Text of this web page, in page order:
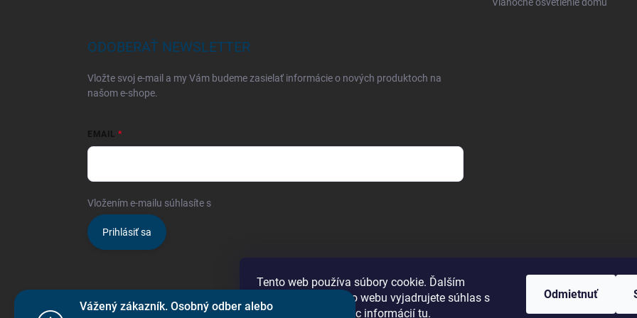
Tento web používa súbory cookie. Ďalším
prechádzaním tohto webu vyjadrujete súhlas s
ich používaním. Viac informácií tu.
Odmietnuť
Vážený zákazník. Osobný odber alebo
ODOBERAŤ NEWSLETTER
Vložte svoj e-mail a my Vám budeme zasielať informácie o nových produktoch na
našom e-shope.
EMAIL
Vložením e-mailu súhlasíte s
Prihlásiť sa
Telefón